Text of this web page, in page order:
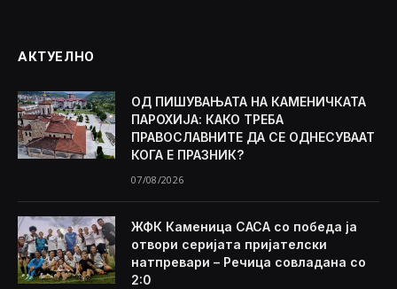
АКТУЕЛНО
ОД ПИШУВАЊАТА НА КАМЕНИЧКАТА
ПАРОХИЈА: КАКО ТРЕБА
ПРАВОСЛАВНИТЕ ДА СЕ ОДНЕСУВААТ
КОГА Е ПРАЗНИК?
07/08/2026
ЖФК Каменица САСА со победа ја
отвори серијата пријателски
натпревари – Речица совладана со
2:0